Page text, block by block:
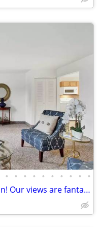
• • • • • • • • • •
Outstanding Wrightsville location! Our views are fantastic!